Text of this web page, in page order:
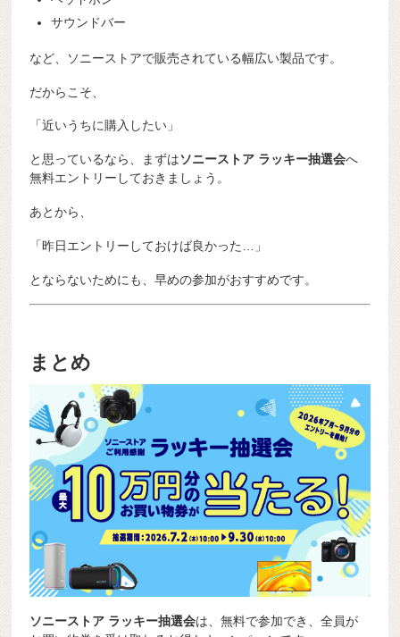
サウンドバー
など、ソニーストアで販売されている幅広い製品です。
だからこそ、
「近いうちに購入したい」
と思っているなら、まずはソニーストア ラッキー抽選会へ
無料エントリーしておきましょう。
あとから、
「昨日エントリーしておけば良かった…」
とならないためにも、早めの参加がおすすめです。
まとめ
ソニーストア ラッキー抽選会は、無料で参加でき、全員が